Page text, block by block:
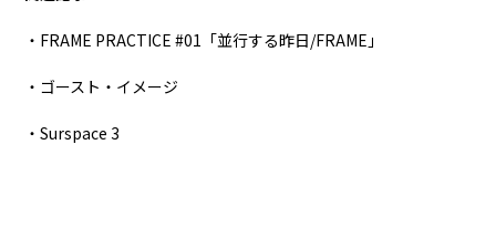
・FRAME PRACTICE #01「並行する昨日/FRAME」
・ゴースト・イメージ
・Surspace 3